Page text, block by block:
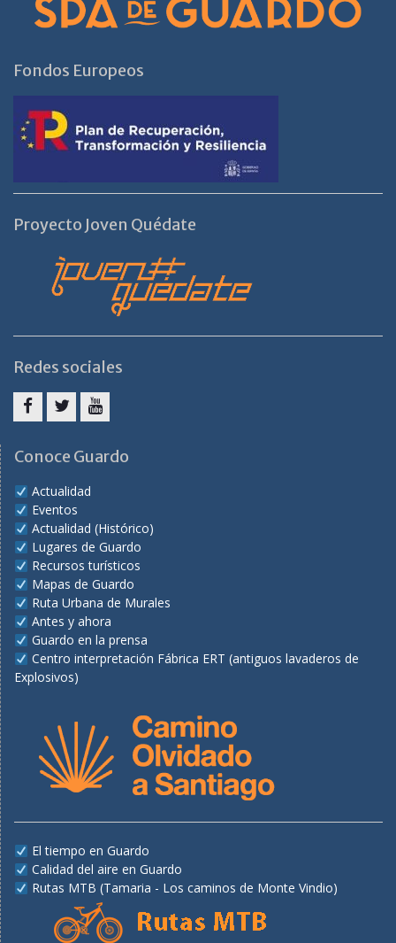
Fondos Europeos
Proyecto Joven Quédate
Redes sociales
Conoce Guardo
Actualidad
Eventos
Actualidad (Histórico)
Lugares de Guardo
Recursos turísticos
Mapas de Guardo
Ruta Urbana de Murales
Antes y ahora
Guardo en la prensa
Centro interpretación Fábrica ERT (antiguos lavaderos de
Explosivos)
El tiempo en Guardo
Calidad del aire en Guardo
Rutas MTB (Tamaria - Los caminos de Monte Vindio)